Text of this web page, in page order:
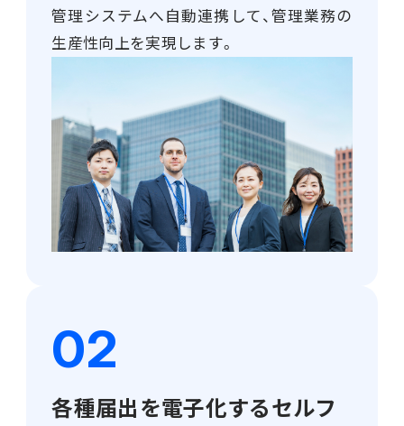
販売管理
建設業向け基幹業務システム
生産管理
生産管理
Fit to Standard
Best Practice
管理システムへ自動連携して、管理業務の
生産性向上を実現します。
各種届出を電子化するセルフ